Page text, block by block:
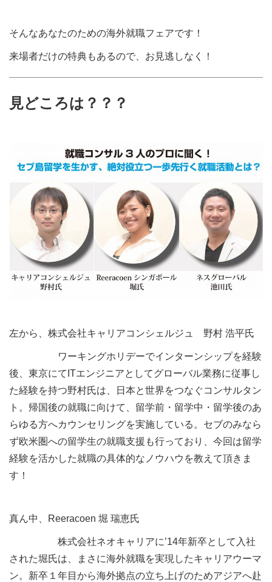
そんなあなたのための海外就職フェアです！
来場者だけの特典もあるので、お見逃しなく！
見どころは？？？
左から、株式会社キャリアコンシェルジュ 野村 浩平氏
ワーキングホリデーでインターンシップを経験
後、東京にてITエンジニアとしてグローバル業務に従事し
た経験を持つ野村氏は、日本と世界をつなぐコンサルタン
ト。帰国後の就職に向けて、留学前・留学中・留学後のあ
らゆる方へカウンセリングを実施している。セブのみなら
ず欧米圏への留学生の就職支援も行っており、今回は留学
経験を活かした就職の具体的なノウハウを教えて頂きま
す！
真ん中、Reeracoen 堀 瑞恵氏
株式会社ネオキャリアに’14年新卒として入社
された堀氏は、まさに海外就職を実現したキャリアウーマ
ン。新卒１年目から海外拠点の立ち上げのためアジアへ赴